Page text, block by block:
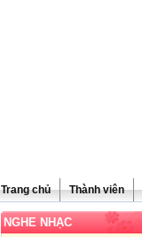
Trang chủ Thành viên
NGHE NHẠC